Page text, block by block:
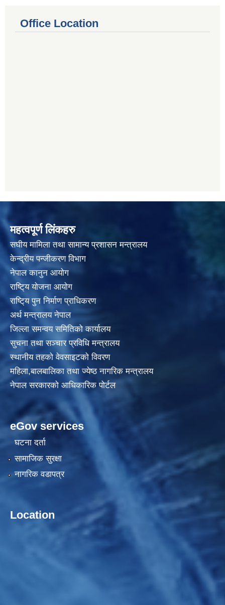
Office Location
महत्वपूर्ण लिंकहरु
स‌घीय मामिला तथा सामान्य प्रशासन मन्त्रालय
केन्द्रीय पन्जीकरण विभाग
नेपाल कानुन आयाेग
राष्टि्य याेजना आयाेग
राष्टि्य पुन निर्माण प्राधिकरण
अर्थ मन्त्रालय नेपाल
जिल्ला समन्वय समितिको कार्यालय
सुचना तथा सञ्चार प्रविधि मन्त्रालय
स्थानीय तहकाे वेवसाइटकाे विवरण
महिला,बालबालिका तथा ज्येष्ठ नागरिक मन्त्रालय
नेपाल सरकारको आधिकारिक पोर्टल
eGov services
घटना दर्ता
सामाजिक सुरक्षा
नागरिक वडापत्र
Location